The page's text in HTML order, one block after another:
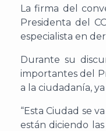
La firma del
Presidenta del
especialista en
Durante su
importantes del
a la ciudadanía,
“Esta Ciudad se
están diciendo